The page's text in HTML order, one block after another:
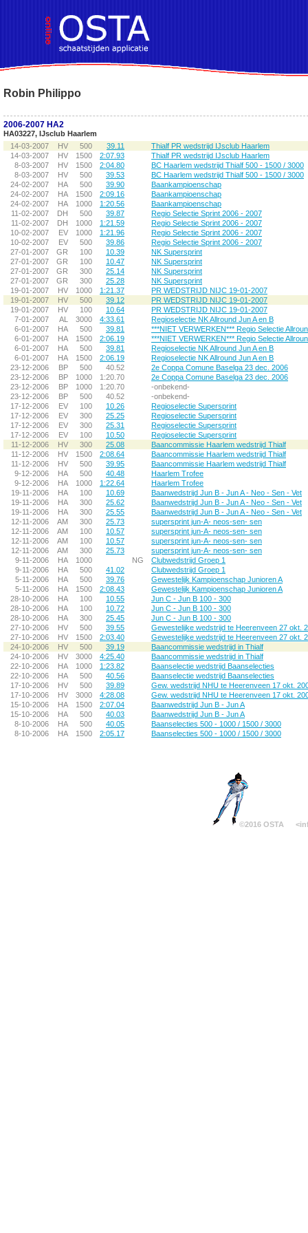
Robin Philippo
2006-2007 HA2
HA03227, IJsclub Haarlem
14-03-2007
HV 500 39.11
Thialf PR wedstrijd IJsclub Haarlem
14-03-2007
HV 1500 2:07.93
Thialf PR wedstrijd IJsclub Haarlem
8-03-2007
HV 1500 2:04.80
BC Haarlem wedstrijd Thialf 500 - 1500 / 3000
8-03-2007
HV 500 39.53
BC Haarlem wedstrijd Thialf 500 - 1500 / 3000
24-02-2007
HA 500 39.90
Baankampioenschap
24-02-2007
HA 1500 2:09.16
Baankampioenschap
24-02-2007
HA 1000 1:20.56
Baankampioenschap
11-02-2007
DH 500 39.87
Regio Selectie Sprint 2006 - 2007
11-02-2007
DH 1000 1:21.59
Regio Selectie Sprint 2006 - 2007
10-02-2007
EV 1000 1:21.96
Regio Selectie Sprint 2006 - 2007
10-02-2007
EV 500 39.86
Regio Selectie Sprint 2006 - 2007
27-01-2007
GR 100 10.39
NK Supersprint
27-01-2007
GR 100 10.47
NK Supersprint
27-01-2007
GR 300 25.14
NK Supersprint
27-01-2007
GR 300 25.28
NK Supersprint
19-01-2007
HV 1000 1:21.37
PR WEDSTRIJD NIJC 19-01-2007
19-01-2007
HV 500 39.12
PR WEDSTRIJD NIJC 19-01-2007
19-01-2007
HV 100 10.64
PR WEDSTRIJD NIJC 19-01-2007
7-01-2007
AL 3000 4:33.61
Regioselectie NK Allround Jun A en B
6-01-2007
HA 500 39.81
***NIET VERWERKEN*** Regio Selectie
6-01-2007
HA 1500 2:06.19
***NIET VERWERKEN*** Regio Selectie
6-01-2007
HA 500 39.81
Regioselectie NK Allround Jun A en B
6-01-2007
HA 1500 2:06.19
Regioselectie NK Allround Jun A en B
23-12-2006
BP 500 40.52
2e Coppa Comune Baselga 23 dec. 2006
23-12-2006
BP 1000 1:20.70
2e Coppa Comune Baselga 23 dec. 2006
23-12-2006
BP 1000 1:20.70
-onbekend-
23-12-2006
BP 500 40.52
-onbekend-
17-12-2006
EV 100 10.26
Regioselectie Supersprint
17-12-2006
EV 300 25.25
Regioselectie Supersprint
17-12-2006
EV 300 25.31
Regioselectie Supersprint
17-12-2006
EV 100 10.50
Regioselectie Supersprint
11-12-2006
HV 300 25.08
Baancommissie Haarlem wedstrijd Thialf
11-12-2006
HV 1500 2:08.64
Baancommissie Haarlem wedstrijd Thialf
11-12-2006
HV 500 39.95
Baancommissie Haarlem wedstrijd Thialf
9-12-2006
HA 500 40.48
Haarlem Trofee
9-12-2006
HA 1000 1:22.64
Haarlem Trofee
19-11-2006
HA 100 10.69
Baanwedstrijd Jun B - Jun A - Neo - Sen - Vet
19-11-2006
HA 300 25.62
Baanwedstrijd Jun B - Jun A - Neo - Sen - Vet
19-11-2006
HA 300 25.55
Baanwedstrijd Jun B - Jun A - Neo - Sen - Vet
12-11-2006
AM 300 25.73
supersprint jun-A- neos-sen- sen
12-11-2006
AM 100 10.57
supersprint jun-A- neos-sen- sen
12-11-2006
AM 100 10.57
supersprint jun-A- neos-sen- sen
12-11-2006
AM 300 25.73
supersprint jun-A- neos-sen- sen
9-11-2006
HA 1000 NG
Clubwedstrijd Groep 1
9-11-2006
HA 500 41.02
Clubwedstrijd Groep 1
5-11-2006
HA 500 39.76
Gewestelijk Kampioenschap Junioren A
5-11-2006
HA 1500 2:08.43
Gewestelijk Kampioenschap Junioren A
28-10-2006
HA 100 10.55
Jun C - Jun B 100 - 300
28-10-2006
HA 100 10.72
Jun C - Jun B 100 - 300
28-10-2006
HA 300 25.45
Jun C - Jun B 100 - 300
27-10-2006
HV 500 39.55
Gewestelijke wedstrijd te Heerenveen 27 okt.
27-10-2006
HV 1500 2:03.40
Gewestelijke wedstrijd te Heerenveen 27 okt.
24-10-2006
HV 500 39.19
Baancommissie wedstrijd in Thialf
24-10-2006
HV 3000 4:25.40
Baancommissie wedstrijd in Thialf
22-10-2006
HA 1000 1:23.82
Baanselectie wedstrijd Baanselecties
22-10-2006
HA 500 40.56
Baanselectie wedstrijd Baanselecties
17-10-2006
HV 500 39.89
Gew. wedstrijd NHU te Heerenveen 17 okt.
17-10-2006
HV 3000 4:28.08
Gew. wedstrijd NHU te Heerenveen 17 okt.
15-10-2006
HA 1500 2:07.04
Baanwedstrijd Jun B - Jun A
15-10-2006
HA 500 40.03
Baanwedstrijd Jun B - Jun A
8-10-2006
HA 500 40.05
Baanselecties 500 - 1000 / 1500 / 3000
8-10-2006
HA 1500 2:05.17 Baanselecties 500 - 1000 / 1500 / 3000
©2016 OSTA